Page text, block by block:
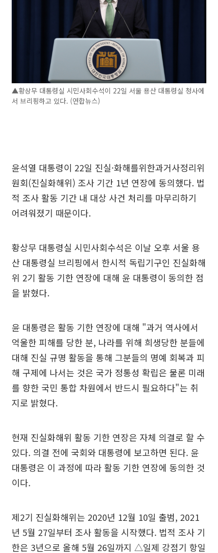
▲황상무 대통령실 시민사회수석이 22일 서울 용산 대통령실 청사에
서 브리핑하고 있다. (연합뉴스)
윤석열 대통령이 22일 진실·화해를위한과거사정리위
원회(진실화해위) 조사 기간 1년 연장에 동의했다. 법
적 조사 활동 기간 내 대상 사건 처리를 마무리하기
어려워졌기 때문이다.
황상무 대통령실 시민사회수석은 이날 오후 서울 용
산 대통령실 브리핑에서 한시적 독립기구인 진실화해
위 2기 활동 기한 연장에 대해 윤 대통령이 동의한 점
을 밝혔다.
윤 대통령은 활동 기한 연장에 대해 "과거 역사에서
억울한 피해를 당한 분, 나라를 위해 희생당한 분들에
대해 진실 규명 활동을 통해 그분들의 명예 회복과 피
해 구제에 나서는 것은 국가 정통성 확립은 물론 미래
를 향한 국민 통합 차원에서 반드시 필요하다"는 취
지로 밝혔다.
현재 진실화해위 활동 기한 연장은 자체 의결로 할 수
있다. 의결 전에 국회와 대통령에 보고하면 된다. 윤
대통령은 이 과정에 따라 활동 기한 연장에 동의한 것
이다.
제2기 진실화해위는 2020년 12월 10일 출범, 2021
년 5월 27일부터 조사 활동을 시작했다. 법적 조사 기
한은 3년으로 올해 5월 26일까지 △일제 강점기 항일